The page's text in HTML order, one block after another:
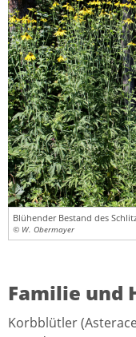
Blühender Bestand des
© W. Obermayer
Familie und
Korbblütler